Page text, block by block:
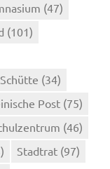
(47)
(101)
(34)
Post (75)
(46)
Stadtrat (97)